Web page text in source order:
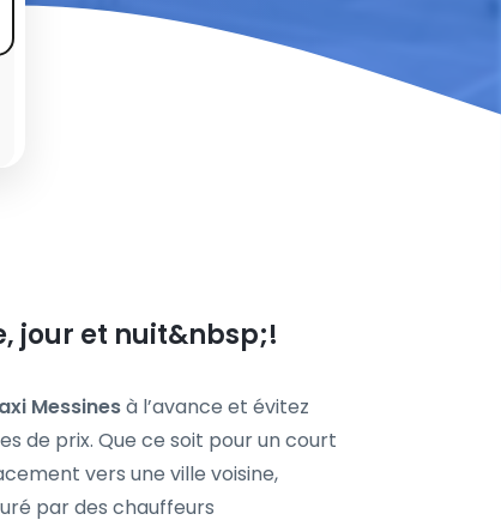
jour et nuit&nbsp;!
Messinesà l’avance et évitez
de prix. Que ce soit pour un court
vers une ville voisine,
par des chauffeurs